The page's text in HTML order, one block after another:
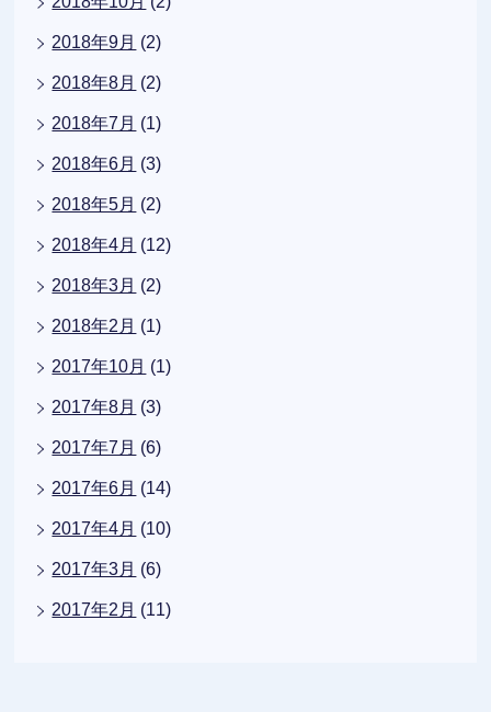
2018年9月 (2)
2018年8月 (2)
2018年7月 (1)
2018年6月 (3)
2018年5月 (2)
2018年4月 (12)
2018年3月 (2)
2018年2月 (1)
2017年10月 (1)
2017年8月 (3)
2017年7月 (6)
2017年6月 (14)
2017年4月 (10)
2017年3月 (6)
2017年2月 (11)